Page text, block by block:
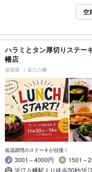
空
ハラミとタン厚切りステ
幡店
居酒屋 近江八幡
低温調理のステーキが自慢！
3001～4000円
1501～
近江八幡駅より徒歩30秒/近